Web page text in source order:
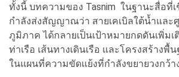
ทั้งนี้ บทความของ Tasnim ในฐานะสื่อที่เ
กำลังส่งสัญญาณว่า สายเคเบิลใต้น้ำและ
ภูมิภาค ได้กลายเป็นเป้าหมายกดดันเพิ่มเ
ท่าเรือ เส้นทางเดินเรือ และโครงสร้างพื้
ในแผนที่ความขัดแย้งที่กำลังขยายวงกว้า